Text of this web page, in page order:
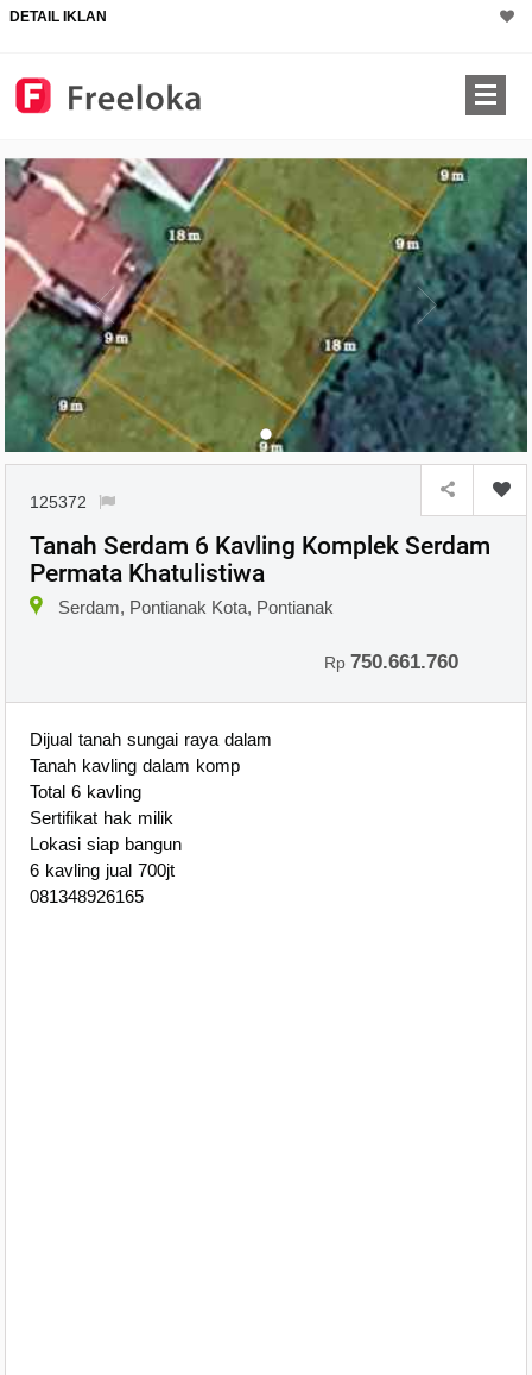
DETAIL IKLAN
125372
Tanah Serdam 6 Kavling Komplek Serdam
Permata Khatulistiwa
Serdam, Pontianak Kota, Pontianak
Rp750.661.760
Dijual tanah sungai raya dalam
Tanah kavling dalam komp
Total 6 kavling
Sertifikat hak milik
Lokasi siap bangun
6 kavling jual 700jt
081348926165